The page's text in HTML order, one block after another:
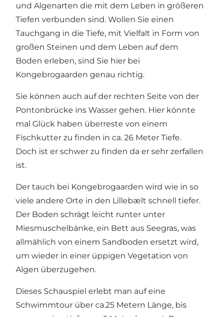
und Algenarten die mit dem Leben in größeren
Tiefen verbunden sind. Wollen Sie einen
Tauchgang in die Tiefe, mit Vielfalt in Form von
großen Steinen und dem Leben auf dem
Boden erleben, sind Sie hier bei
Kongebrogaarden genau richtig.
Sie können auch auf der rechten Seite von der
Pontonbrücke ins Wasser gehen. Hier könnte
mal Glück haben überreste von einem
Fischkutter zu finden in ca. 26 Meter Tiefe.
Doch ist er schwer zu finden da er sehr zerfallen
ist.
Der tauch bei Kongebrogaarden wird wie in so
viele andere Orte in den Lillebælt schnell tiefer.
Der Boden schrägt leicht runter unter
Miesmuschelbänke, ein Bett aus Seegras, was
allmählich von einem Sandboden ersetzt wird,
um wieder in einer üppigen Vegetation von
Algen überzugehen.
Dieses Schauspiel erlebt man auf eine
Schwimmtour über ca.25 Metern Länge, bis